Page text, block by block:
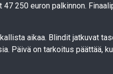
250 euron palkinnon.
aikaa. Blindit jatkuvat
Päivä on tarkoitus päättää,